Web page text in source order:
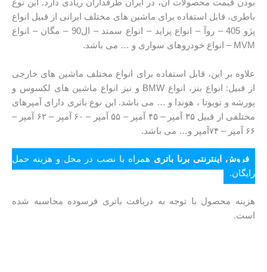
بودن قیمت محصولات آن، در ایران طرفداران ریادی دارد. این نوع
باطری، قابل استفاده برای ماشین های مختلف ایرانی از قبیل انواع
پژو 405 – روآ – انواع پراید – انواع سمند – ال90 – مگان – انواع
MVM – انواع خودروهای سواری و … می باشد.
علاوه بر این، قابل استفاده برای انواع مختلف ماشین های خارجی
از قبیل: انواع بنز، انواع BMW و نیز انواع ماشین های لکسوس و
پورشه و تویوتا ، هوندا و … می باشد. این نوع باتری دارای آمپرهای
مختلفی از قبیل ۳۵ آمپر – ۴۵ آمپر – ۵۵ آمپر – ۶۰ آمپر – ۶۲ آمپر –
۶۶ آمپر – ۷۴آمپر و… می باشد.
فروش اینترنتی برنا باتری همراه با نصب در محل و هزینه حمل
رایگان.
هزینه محصول با توجه به دریافت باتری فرسوده محاسبه شده
است.